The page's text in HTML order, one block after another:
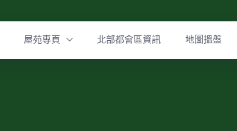
屋苑專頁 北部都會區資訊 地圖搵盤